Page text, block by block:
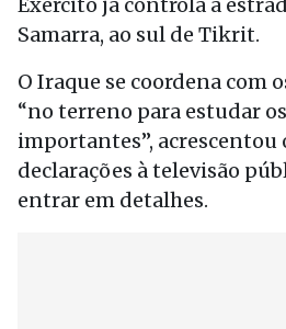
Samarra, ao sul de Tikrit.
O Iraque se coordena com
“no terreno para estudar
importantes”, acrescentou
declarações à televisão
entrar em detalhes.